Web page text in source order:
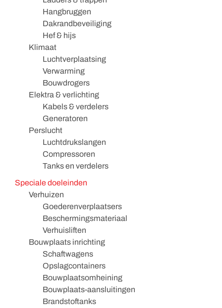
Hangbruggen
Dakrandbeveiliging
Hef & hijs
Klimaat
Luchtverplaatsing
Verwarming
Bouwdrogers
Elektra & verlichting
Kabels & verdelers
Generatoren
Perslucht
Luchtdrukslangen
Compressoren
Tanks en verdelers
Speciale doeleinden
Verhuizen
Goederenverplaatsers
Beschermingsmateriaal
Verhuisliften
Bouwplaats inrichting
Schaftwagens
Opslagcontainers
Bouwplaatsomheining
Bouwplaats-aansluitingen
Brandstoftanks